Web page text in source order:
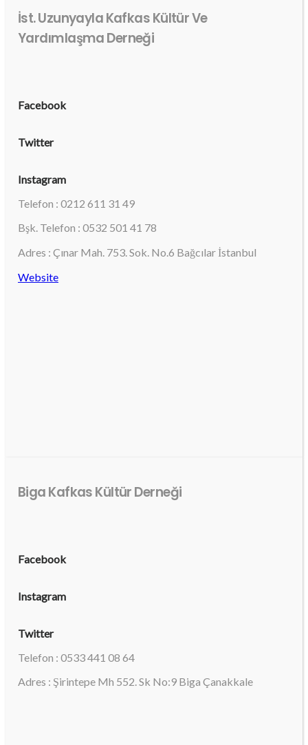
İst. Uzunyayla Kafkas Kültür Ve
Yardımlaşma Derneği
Facebook
Twitter
Instagram
Telefon : 0212 611 31 49
Bşk. Telefon : 0532 501 41 78
Adres : Çınar Mah. 753. Sok. No.6 Bağcılar İstanbul
Website
Biga Kafkas Kültür Derneği
Facebook
Instagram
Twitter
Telefon : 0533 441 08 64
Adres : Şirintepe Mh 552. Sk No:9 Biga Çanakkale